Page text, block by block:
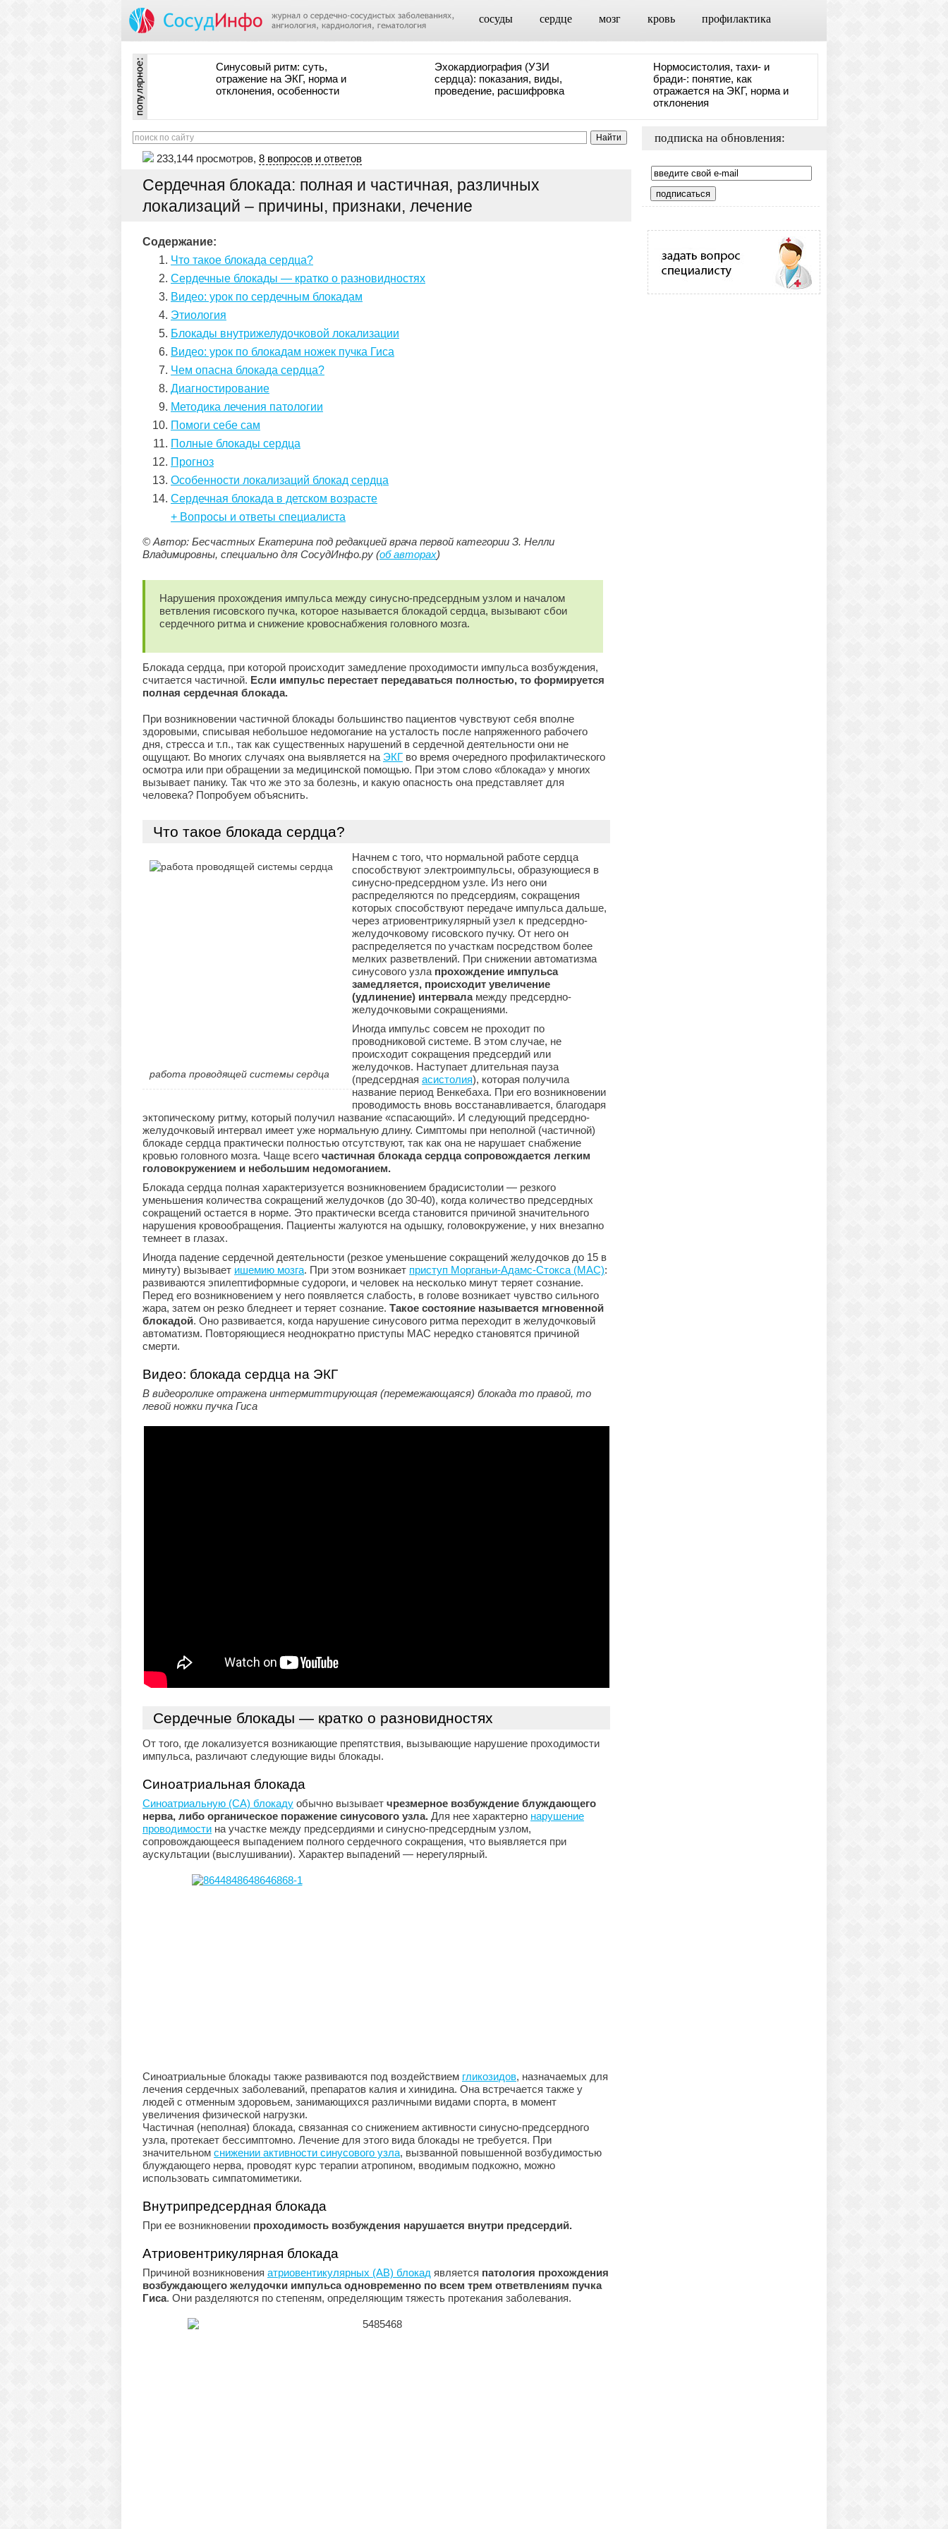
сосуды сердце мозг кровь профилактика
Синусовый ритм: суть,
отражение на ЭКГ, норма и
отклонения, особенности
Эхокардиография (УЗИ
сердца): показания, виды,
проведение, расшифровка
Нормосистолия, тахи- и
бради-: понятие, как
отражается на ЭКГ, норма и
отклонения
подписка на обновления:
233,144 просмотров, 8 вопросов и ответов
Сердечная блокада: полная и частичная, различных
локализаций – причины, признаки, лечение
Содержание:
Что такое блокада сердца?
Сердечные блокады — кратко о разновидностях
Видео: урок по сердечным блокадам
Этиология
Блокады внутрижелудочковой локализации
Видео: урок по блокадам ножек пучка Гиса
Чем опасна блокада сердца?
Диагностирование
Методика лечения патологии
Помоги себе сам
Полные блокады сердца
Прогноз
Особенности локализаций блокад сердца
Сердечная блокада в детском возрасте
+ Вопросы и ответы специалиста
© Автор: Бесчастных Екатерина под редакцией врача первой категории З. Нелли
Владимировны, специально для СосудИнфо.ру (об авторах)
Нарушения прохождения импульса между синусно-предсердным узлом и началом
ветвления гисовского пучка, которое называется блокадой сердца, вызывают сбои
сердечного ритма и снижение кровоснабжения головного мозга.
Блокада сердца, при которой происходит замедление проходимости импульса возбуждения,
считается частичной. Если импульс перестает передаваться полностью, то формируется
полная сердечная блокада.
При возникновении частичной блокады большинство пациентов чувствуют себя вполне
здоровыми, списывая небольшое недомогание на усталость после напряженного рабочего
дня, стресса и т.п., так как существенных нарушений в сердечной деятельности они не
ощущают. Во многих случаях она выявляется на ЭКГ во время очередного профилактического
осмотра или при обращении за медицинской помощью. При этом слово «блокада» у многих
вызывает панику. Так что же это за болезнь, и какую опасность она представляет для
человека? Попробуем объяснить.
Что такое блокада сердца?
работа проводящей системы сердца
Начнем с того, что нормальной работе сердца
способствуют электроимпульсы, образующиеся в
синусно-предсердном узле. Из него они
распределяются по предсердиям, сокращения
которых способствуют передаче импульса дальше,
через атриовентрикулярный узел к предсердно-
желудочковому гисовского пучку. От него он
распределяется по участкам посредством более
мелких разветвлений. При снижении автоматизма
синусового узла прохождение импульса
замедляется, происходит увеличение
(удлинение) интерваламежду предсердно-
желудочковыми сокращениями.
Иногда импульс совсем не проходит по
проводниковой системе. В этом случае, не
происходит сокращения предсердий или
желудочков. Наступает длительная пауза
(предсердная асистолия), которая получила
название период Венкебаха. При его возникновении
проводимость вновь восстанавливается, благодаря
эктопическому ритму, который получил название «спасающий». И следующий предсердно-
желудочковый интервал имеет уже нормальную длину. Симптомы при неполной (частичной)
блокаде сердца практически полностью отсутствуют, так как она не нарушает снабжение
кровью головного мозга. Чаще всего частичная блокада сердца сопровождается легким
головокружением и небольшим недомоганием.
Блокада сердца полная характеризуется возникновением брадисистолии — резкого
уменьшения количества сокращений желудочков (до 30-40), когда количество предсердных
сокращений остается в норме. Это практически всегда становится причиной значительного
нарушения кровообращения. Пациенты жалуются на одышку, головокружение, у них внезапно
темнеет в глазах.
Иногда падение сердечной деятельности (резкое уменьшение сокращений желудочков до 15 в
минуту) вызывает ишемию мозга. При этом возникает приступ Морганьи-Адамс-Стокса (МАС):
развиваются эпилептиформные судороги, и человек на несколько минут теряет сознание.
Перед его возникновением у него появляется слабость, в голове возникает чувство сильного
жара, затем он резко бледнеет и теряет сознание. Такое состояние называется мгновенной
блокадой. Оно развивается, когда нарушение синусового ритма переходит в желудочковый
автоматизм. Повторяющиеся неоднократно приступы МАС нередко становятся причиной
смерти.
Видео: блокада сердца на ЭКГ
В видеоролике отражена интермиттирующая (перемежающаяся) блокада то правой, то
левой ножки пучка Гиса
Сердечные блокады — кратко о разновидностях
От того, где локализуется возникающие препятствия, вызывающие нарушение проходимости
импульса, различают следующие виды блокады.
Синоатриальная блокада
Синоатриальную (СА) блокаду обычно вызывает чрезмерное возбуждение блуждающего
нерва, либо органическое поражение синусового узла. Для нее характерно нарушение
проводимости на участке между предсердиями и синусно-предсердным узлом,
сопровождающееся выпадением полного сердечного сокращения, что выявляется при
аускультации (выслушивании). Характер выпадений — нерегулярный.
Синоатриальные блокады также развиваются под воздействием гликозидов, назначаемых для
лечения сердечных заболеваний, препаратов калия и хинидина. Она встречается также у
людей с отменным здоровьем, занимающихся различными видами спорта, в момент
увеличения физической нагрузки.
Частичная (неполная) блокада, связанная со снижением активности синусно-предсердного
узла, протекает бессимптомно. Лечение для этого вида блокады не требуется. При
значительном снижении активности синусового узла, вызванной повышенной возбудимостью
блуждающего нерва, проводят курс терапии атропином, вводимым подкожно, можно
использовать симпатомиметики.
Внутрипредсердная блокада
При ее возникновении проходимость возбуждения нарушается внутри предсердий.
Атриовентрикулярная блокада
Причиной возникновения атриовентикулярных (АВ) блокад является патология прохождения
возбуждающего желудочки импульса одновременно по всем трем ответвлениям пучка
Гиса. Они разделяются по степеням, определяющим тяжесть протекания заболевания.